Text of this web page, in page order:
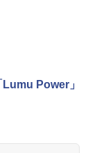
Power」